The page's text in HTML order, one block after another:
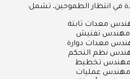
في انتظار الطموحين، تشمل:
معدات ثابتة
مهندس تفتيش
معدات دوارة
نظم التحكم
مهندس تخطيط
مهندس عمليات